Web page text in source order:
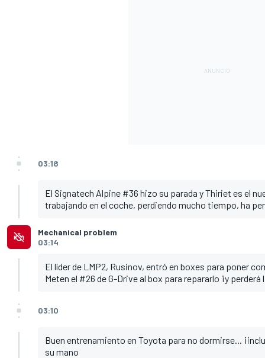
03:18
El Signatech Alpine #36 hizo su parada y Thiriet es el
trabajando en el coche, perdiendo mucho tiempo, ha
Mechanical problem
03:14
El líder de LMP2, Rusinov, entró en boxes para poner
Meten el #26 de G-Drive al box para repararlo ¡y
03:10
Buen entrenamiento en Toyota para no dormirse...
su mano